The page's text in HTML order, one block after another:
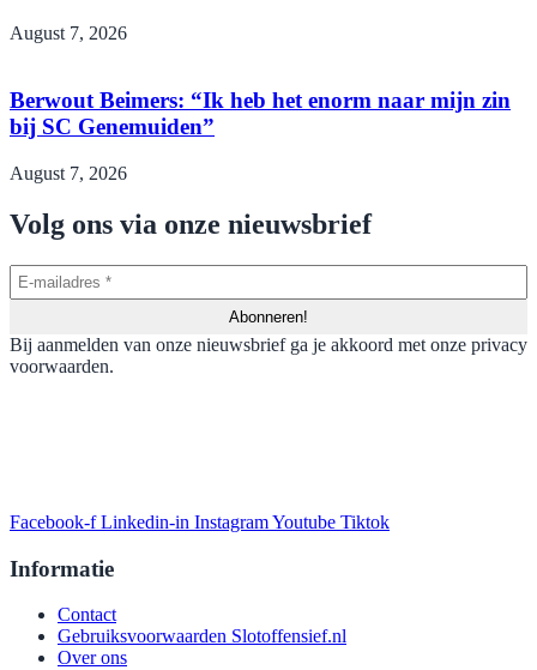
August 7, 2026
Berwout Beimers: “Ik heb het enorm naar mijn zin
bij SC Genemuiden”
August 7, 2026
Volg ons via onze nieuwsbrief
Bij aanmelden van onze nieuwsbrief ga je akkoord met onze privacy
voorwaarden.
Facebook-f Linkedin-in InstagramYoutube Tiktok
Informatie
Contact
Gebruiksvoorwaarden Slotoffensief.nl
Over ons